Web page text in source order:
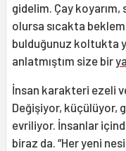
gidelim. Çay koyarım,
olursa sıcakta
bulduğunuz koltukta
anlatmıştım size bir
İnsan karakteri ezeli
Değişiyor, küçülüyor,
evriliyor. İnsanlar
biraz da. “Her yeni